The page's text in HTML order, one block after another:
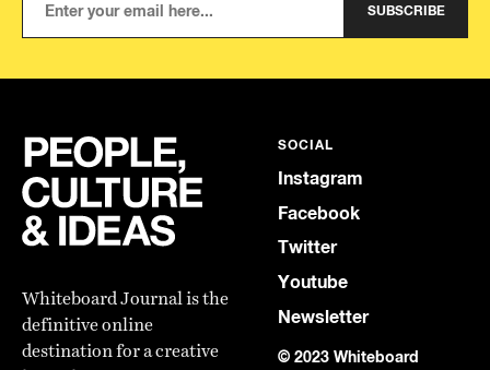
SUBSCRIBE
Whiteboard Journal is the
definitive online
destination for a creative
SOCIAL
Instagram
Facebook
Twitter
Youtube
Newsletter
© 2023 Whiteboard